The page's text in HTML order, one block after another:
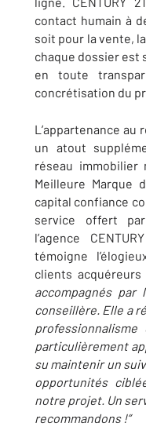
contact humain à
soit pour la vente,
chaque dossier est
en toute
concrétisation du
L’appartenance au
un atout
réseau immobilier
Meilleure Marque
capital confiance
service offert
l’agence
témoigne
clients acquéreurs
accompagnés par
conseillère. Elle a
particulièrement
su maintenir un
opportunités
notre projet. Un
recommandons !”